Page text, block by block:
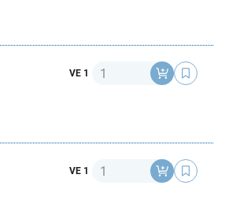
VE 1 Anzahl
VE 1 Anzahl